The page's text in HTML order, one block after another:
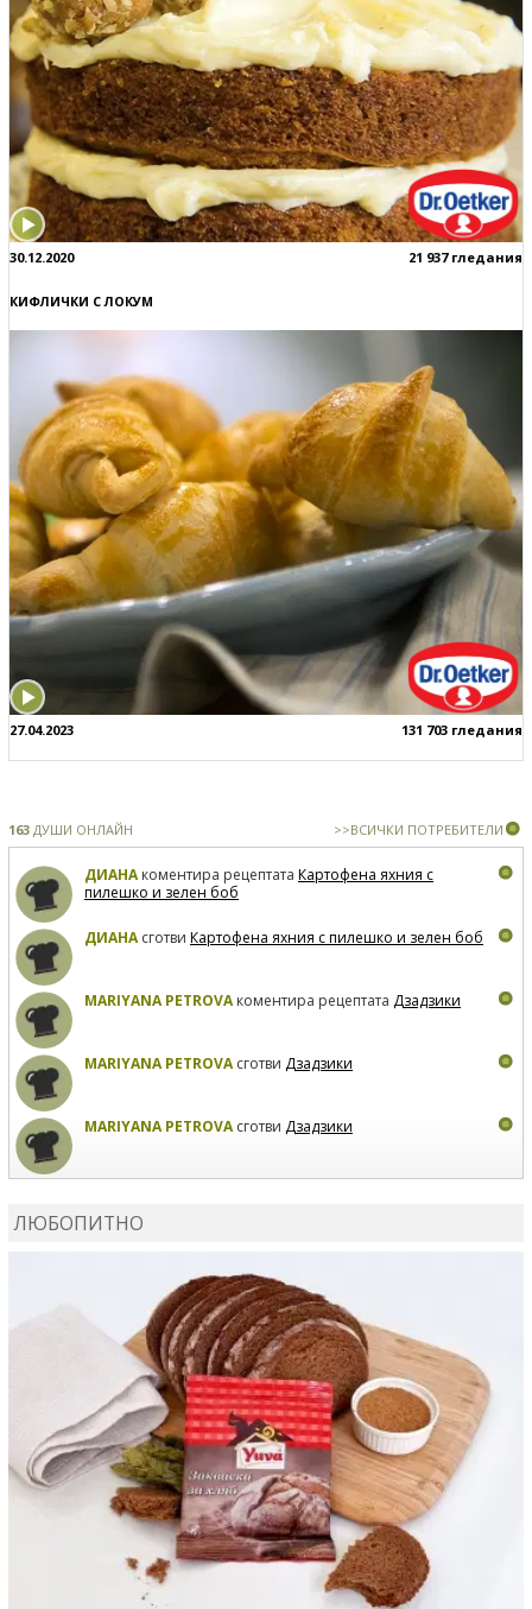
30.12.2020 21 937 гледания
КИФЛИЧКИ С ЛОКУМ
27.04.2023 131 703 гледания
163 ДУШИ ОНЛАЙН >>ВСИЧКИ ПОТРЕБИТЕЛИ
ДИАНАкоментира рецептата Картофена яхния с
пилешко и зелен боб
ДИАНАсготви Картофена яхния с пилешко и зелен боб
MARIYANA PETROVAкоментира рецептата Дзадзики
MARIYANA PETROVAсготви Дзадзики
MARIYANA PETROVAсготви Дзадзики
ЛЮБОПИТНО